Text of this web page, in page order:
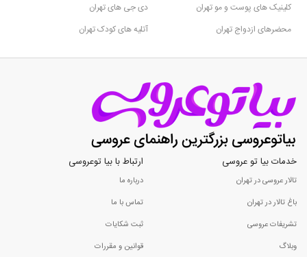
کلینیک های پوست و مو تهران
دی جی های تهران
محضرهای ازدواج تهران
آتلیه های کودک تهران
خدمات بیا تو عروسی
تالار عروسی در تهران
باغ تالار در تهران
تشریفات عروسی
وبلاگ
ارتباط با بیا توعروسی
درباره ما
تماس با ما
ثبت شکایات
قوانین و مقررات